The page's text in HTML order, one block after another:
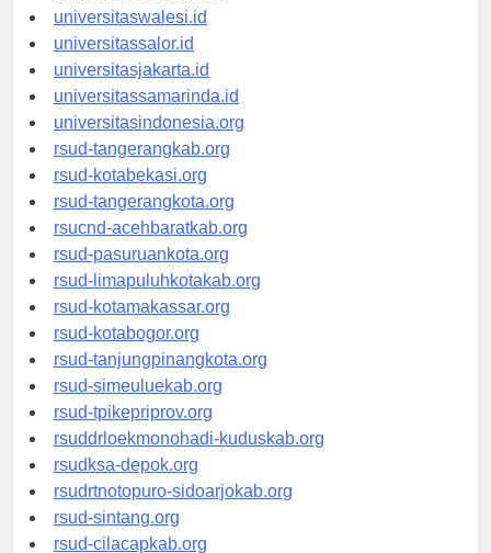
universitaswanggar.id
universitaswalesi.id
universitassalor.id
universitasjakarta.id
universitassamarinda.id
universitasindonesia.org
rsud-tangerangkab.org
rsud-kotabekasi.org
rsud-tangerangkota.org
rsucnd-acehbaratkab.org
rsud-pasuruankota.org
rsud-limapuluhkotakab.org
rsud-kotamakassar.org
rsud-kotabogor.org
rsud-tanjungpinangkota.org
rsud-simeuluekab.org
rsud-tpikepriprov.org
rsuddrloekmonohadi-kuduskab.org
rsudksa-depok.org
rsudrtnotopuro-sidoarjokab.org
rsud-sintang.org